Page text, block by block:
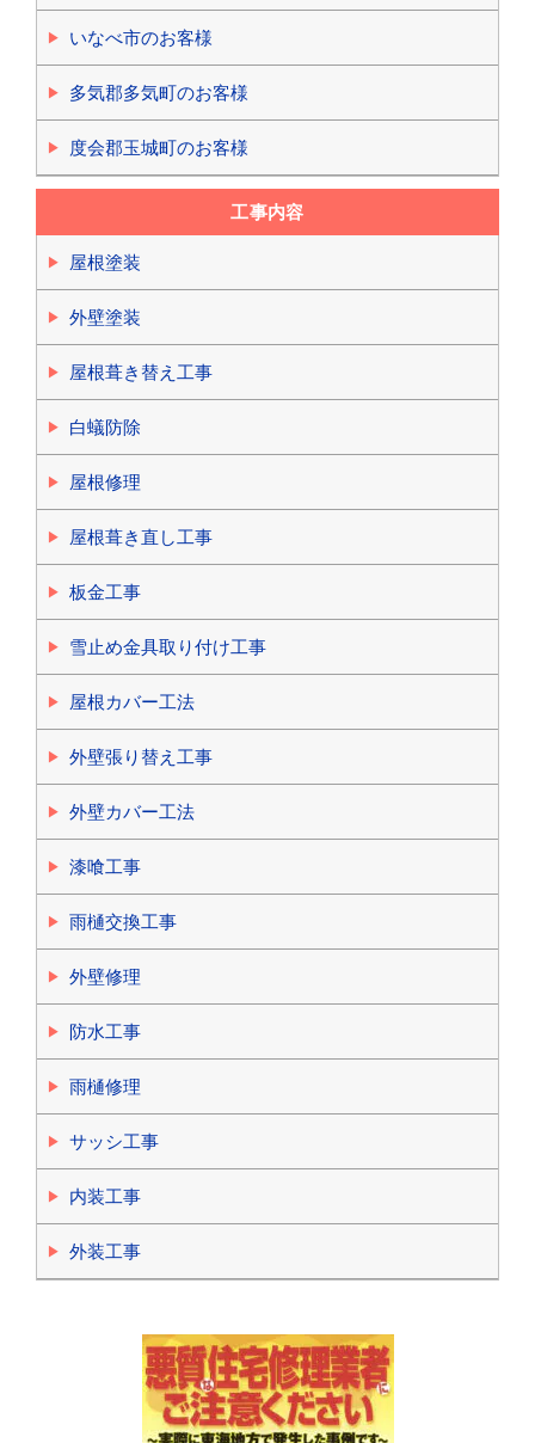
いなべ市のお客様
多気郡多気町のお客様
度会郡玉城町のお客様
工事内容
屋根塗装
外壁塗装
屋根葺き替え工事
白蟻防除
屋根修理
屋根葺き直し工事
板金工事
雪止め金具取り付け工事
屋根カバー工法
外壁張り替え工事
外壁カバー工法
漆喰工事
雨樋交換工事
外壁修理
防水工事
雨樋修理
サッシ工事
内装工事
外装工事